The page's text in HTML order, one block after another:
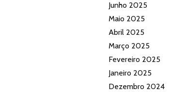
Junho 2025
Maio 2025
Abril 2025
Março 2025
Fevereiro 2025
Janeiro 2025
Dezembro 2024